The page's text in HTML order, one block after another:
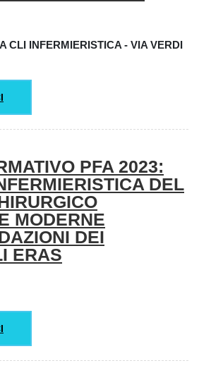
CLI INFERMIERISTICA - VIA VERDI
PFA 2023:
DEL
MODERNE
DEI
ERAS